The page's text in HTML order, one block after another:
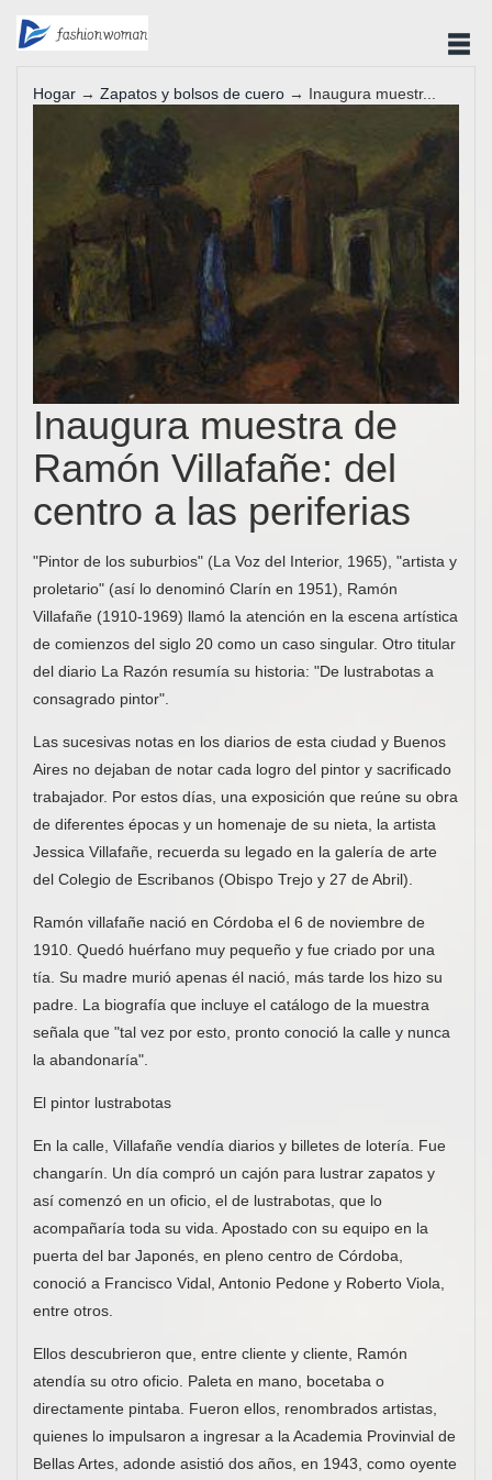
Hogar → Zapatos y bolsos de cuero → Inaugura muestr...
Inaugura muestra de
Ramón Villafañe: del
centro a las periferias
"Pintor de los suburbios" (La Voz del Interior, 1965), "artista y
proletario" (así lo denominó Clarín en 1951), Ramón
Villafañe (1910-1969) llamó la atención en la escena artística
de comienzos del siglo 20 como un caso singular. Otro titular
del diario La Razón resumía su historia: "De lustrabotas a
consagrado pintor".
Las sucesivas notas en los diarios de esta ciudad y Buenos
Aires no dejaban de notar cada logro del pintor y sacrificado
trabajador. Por estos días, una exposición que reúne su obra
de diferentes épocas y un homenaje de su nieta, la artista
Jessica Villafañe, recuerda su legado en la galería de arte
del Colegio de Escribanos (Obispo Trejo y 27 de Abril).
Ramón villafañe nació en Córdoba el 6 de noviembre de
1910. Quedó huérfano muy pequeño y fue criado por una
tía. Su madre murió apenas él nació, más tarde los hizo su
padre. La biografía que incluye el catálogo de la muestra
señala que "tal vez por esto, pronto conoció la calle y nunca
la abandonaría".
El pintor lustrabotas
En la calle, Villafañe vendía diarios y billetes de lotería. Fue
changarín. Un día compró un cajón para lustrar zapatos y
así comenzó en un oficio, el de lustrabotas, que lo
acompañaría toda su vida. Apostado con su equipo en la
puerta del bar Japonés, en pleno centro de Córdoba,
conoció a Francisco Vidal, Antonio Pedone y Roberto Viola,
entre otros.
Ellos descubrieron que, entre cliente y cliente, Ramón
atendía su otro oficio. Paleta en mano, bocetaba o
directamente pintaba. Fueron ellos, renombrados artistas,
quienes lo impulsaron a ingresar a la Academia Provinvial de
Bellas Artes, adonde asistió dos años, en 1943, como oyente